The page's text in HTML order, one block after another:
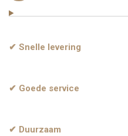
✔ Snelle levering
✔ Goede service
✔ Duurzaam